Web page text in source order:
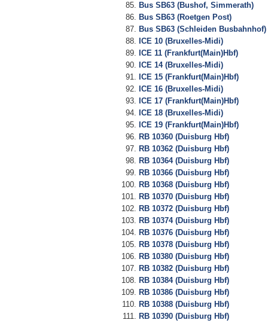
Bus SB63 (Bushof, Simmerath)
Bus SB63 (Roetgen Post)
Bus SB63 (Schleiden Busbahnhof)
ICE 10 (Bruxelles-Midi)
ICE 11 (Frankfurt(Main)Hbf)
ICE 14 (Bruxelles-Midi)
ICE 15 (Frankfurt(Main)Hbf)
ICE 16 (Bruxelles-Midi)
ICE 17 (Frankfurt(Main)Hbf)
ICE 18 (Bruxelles-Midi)
ICE 19 (Frankfurt(Main)Hbf)
RB 10360 (Duisburg Hbf)
RB 10362 (Duisburg Hbf)
RB 10364 (Duisburg Hbf)
RB 10366 (Duisburg Hbf)
RB 10368 (Duisburg Hbf)
RB 10370 (Duisburg Hbf)
RB 10372 (Duisburg Hbf)
RB 10374 (Duisburg Hbf)
RB 10376 (Duisburg Hbf)
RB 10378 (Duisburg Hbf)
RB 10380 (Duisburg Hbf)
RB 10382 (Duisburg Hbf)
RB 10384 (Duisburg Hbf)
RB 10386 (Duisburg Hbf)
RB 10388 (Duisburg Hbf)
RB 10390 (Duisburg Hbf)